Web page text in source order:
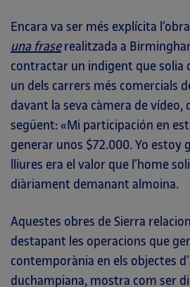
Encara va ser més explícita l’obra
una fraserealitzada a
contractar un indigent que solia
un dels carrers més comercials
davant la seva càmera de vídeo,
següent: «Mi participación en
generar unos $72.000. Yo estoy
lliures era el valor que l’home
diàriament demanant almoina.
Aquestes obres de Sierra
destapant les operacions que
contemporània en els objectes
duchampiana, mostra com ser